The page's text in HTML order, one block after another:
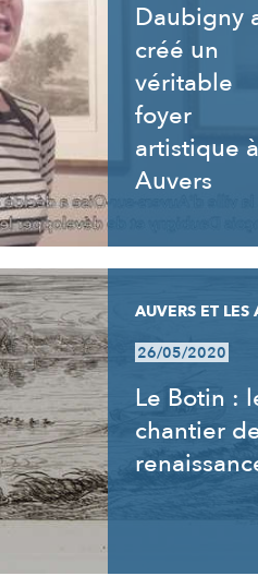
Daubigny
créé un
véritable
foyer
artistique à
Auvers
AUVERS ET LES
26/05/2020
Le Botin :
chantier